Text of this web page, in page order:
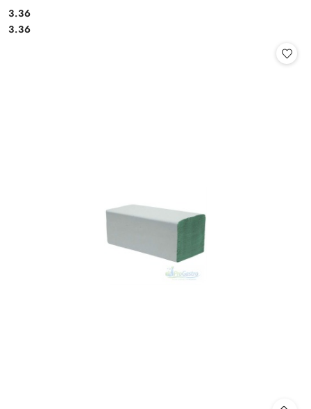
Cena:
3.36
Cena:
3.36